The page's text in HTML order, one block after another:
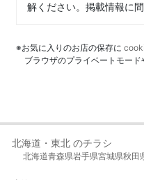
解ください。掲載情報に
※お気に入りのお店の保存に
ブラウザのプライベートモー
北海道・東北 のチラシ
北海道青森県岩手県宮城県秋田